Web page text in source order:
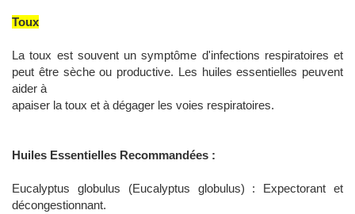
Toux
La toux est souvent un symptôme d'infections respiratoires et
peut être sèche ou productive. Les huiles essentielles peuvent
aider à
apaiser la toux et à dégager les voies respiratoires.
Huiles Essentielles Recommandées :
Eucalyptus globulus (Eucalyptus globulus) : Expectorant et
décongestionnant.